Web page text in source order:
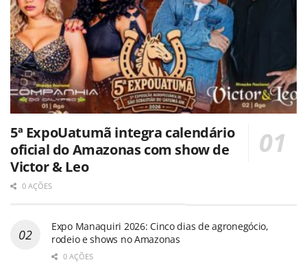
5ª ExpoUatumã integra calendário
oficial do Amazonas com show de
Victor & Leo
0 AÇÕES
Expo Manaquiri 2026: Cinco dias de agronegócio,
rodeio e shows no Amazonas
0 AÇÕES